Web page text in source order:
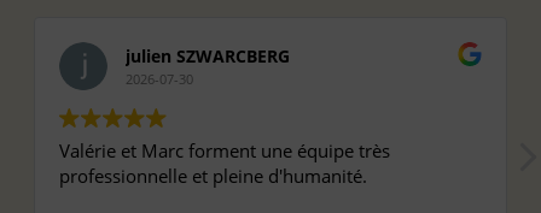
julien SZWARCBERG
2026-07-30
Valérie et Marc forment une équipe très
professionnelle et pleine d'humanité.